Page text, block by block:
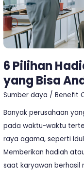
6 Pilihan
yang Bisa
Sumber daya /Benefit
Banyak perusahaan
pada waktu-waktu
raya agama, seperti
Memberikan hadiah
saat karyawan berhasil
Anda
Berikan